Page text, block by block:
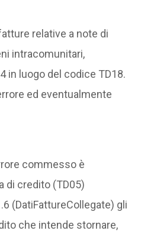
relative a note di
intracomunitari,
in luogo del codice TD18.
ed eventualmente
commesso è
di credito (TD05)
(DatiFattureCollegate) gli
che intende stornare,